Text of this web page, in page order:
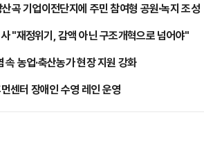
곡 기업이전단지에 주민 참여형 공원·녹지 조성
"재정위기, 감액 아닌 구조개혁으로 넘어야"
농업·축산농가 현장 지원 강화
센터 장애인 수영 레인 운영